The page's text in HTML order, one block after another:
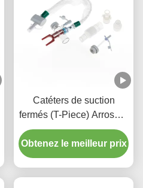
Catéters de suction
fermés (T-Piece) Arroseur
automatique 72H Pour
adulte
Obtenez le meilleur prix